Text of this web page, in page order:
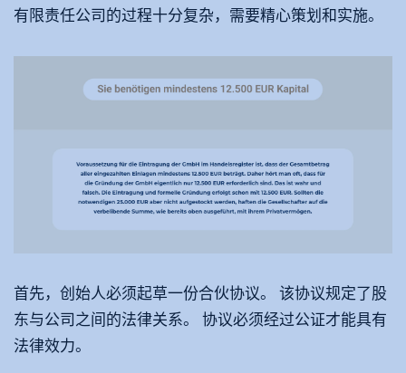
有限责任公司的过程十分复杂，需要精心策划和实施。
首先，创始人必须起草一份合伙协议。 该协议规定了股
东与公司之间的法律关系。 协议必须经过公证才能具有
法律效力。